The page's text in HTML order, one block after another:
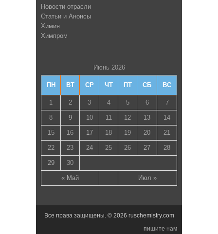
Новости отрасли
Статьи и Анонсы
Химия
Химпром
Июнь 2026
ПН ВТ СР ЧТ ПТ СБ ВС
« Май Июл »
1 2 3 4 5 6 7
8 9 10 11 12 13 14
15 16 17 18 19 20 21
22 23 24 25 26 27 28
29 30
Все права защищены. © 2026 ruschemistry.com
пишите нам